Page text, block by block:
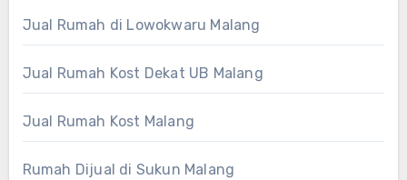
Jual Rumah di Lowokwaru Malang
Jual Rumah Kost Dekat UB Malang
Jual Rumah Kost Malang
Rumah Dijual di Sukun Malang